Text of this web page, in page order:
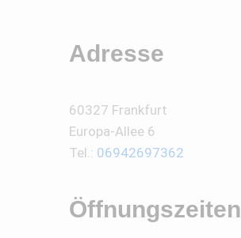
Adresse
60327 Frankfurt
Europa-Allee 6
Tel.: 06942697362
Öffnungszeiten